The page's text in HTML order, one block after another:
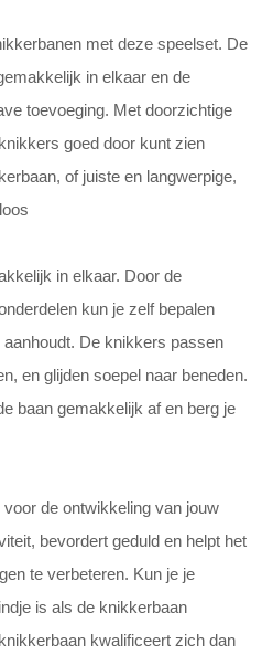
met deze speelset. De
in elkaar en de
toevoeging. Met doorzichtige
goed door kunt zien
of juiste en langwerpige,
in elkaar. Door de
kun je zelf bepalen
De knikkers passen
en glijden soepel naar beneden.
baan gemakkelijk af en berg je
de ontwikkeling van jouw
bevordert geduld en helpt het
te verbeteren. Kun je je
is als de knikkerbaan
kwalificeert zich dan